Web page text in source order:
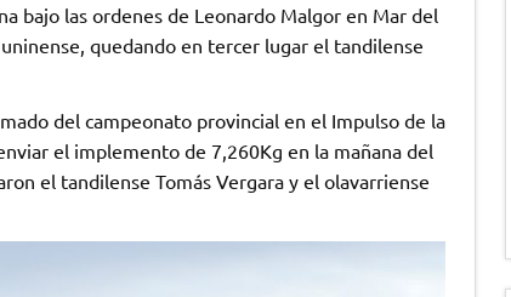
bajo las ordenes de Leonardo Malgor en Mar del
quedando en tercer lugar el tandilense
del campeonato provincial en el Impulso de la
el implemento de 7,260Kg en la mañana del
el tandilense Tomás Vergara y el olavarriense